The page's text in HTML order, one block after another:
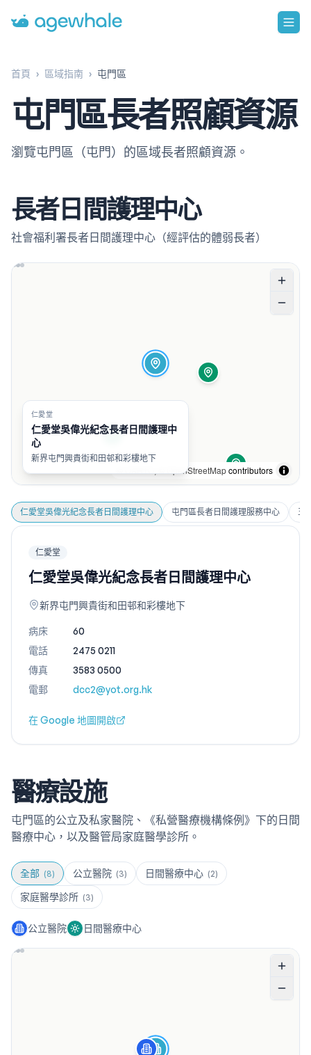
Go to homepage
首頁 › 區域指南 › 屯門區
屯門區長者照顧資源
瀏覽屯門區（屯門）的區域長者照顧資源。
長者日間護理中心
社會福利署長者日間護理中心（經評估的體弱長者）
OpenStreetMapcontributors
仁愛堂
仁愛堂吳偉光紀念長者日間護理中
心
新界屯門興貴街和田邨和彩樓地下
仁愛堂吳偉光紀念長者日間護理中心 屯門區長者日間護理服務中心 王
仁愛堂
仁愛堂吳偉光紀念長者日間護理中心
新界屯門興貴街和田邨和彩樓地下
病床
60
電話
2475 0211
傳真
3583 0500
電郵
dcc2@yot.org.hk
在 Google 地圖開啟
醫療設施
屯門區的公立及私家醫院、《私營醫療機構條例》下的日間
醫療中心，以及醫管局家庭醫學診所。
全部 (8) 公立醫院 (3) 日間醫療中心 (2)
家庭醫學診所 (3)
公立醫院 日間醫療中心